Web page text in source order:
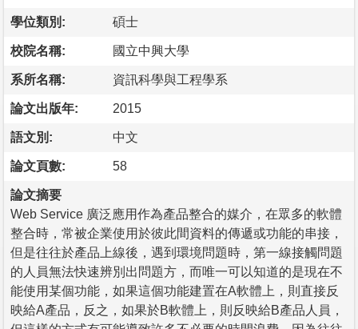
學位類別: 碩士
校院名稱: 國立中興大學
系所名稱: 資訊科學與工程學系
論文出版年: 2015
語文別: 中文
論文頁數: 58
論文摘要
Web Service 廣泛應用作為產品整合的媒介，在眾多的軟體
整合時，常被企業使用於彼此間資料的傳遞或功能的串接，
但是往往於產品上線後，遇到環境問題時，第一線接觸問題
的人員無法快速辨別出問題方，而唯一可以知道的是現在不
能使用某個功能，如果這個功能建置在A軟體上，則直接反
映給A產品，反之，如果於B軟體上，則反映給B產品人員，